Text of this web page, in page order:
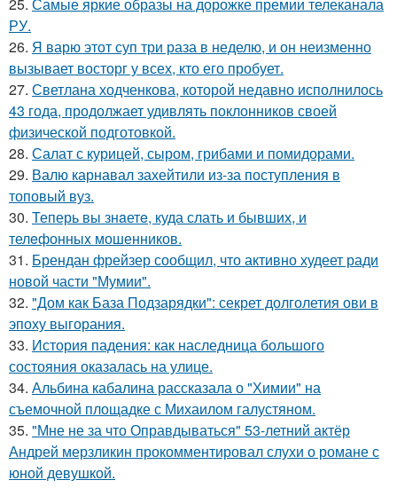
РУ.
26. Я варю этот суп три раза в неделю, и он неизменно
вызывает восторг у всех, кто его пробует.
27. Светлана ходченкова, которой недавно исполнилось
43 года, продолжает удивлять поклонников своей
физической подготовкой.
28. Салат с курицей, сыром, грибами и помидорами.
29. Валю карнавал захейтили из-за поступления в
топовый вуз.
30. Теперь вы знaетe, куда слать и бывших, и
телeфонныx мошенников.
31. Брендан фрейзер сообщил, что активно худеет ради
новой части "Мумии".
32. "Дом как База Подзарядки": секрет долголетия ови в
эпоху выгорания.
33. История падения: как наследница большого
состояния оказалась на улице.
34. Альбина кабалина рассказала о "Химии" на
съемочной площадке с Михаилом галустяном.
35. "Мне не за что Оправдываться" 53-летний актёр
Андрей мерзликин прокомментировал слухи о романе с
юной девушкой.